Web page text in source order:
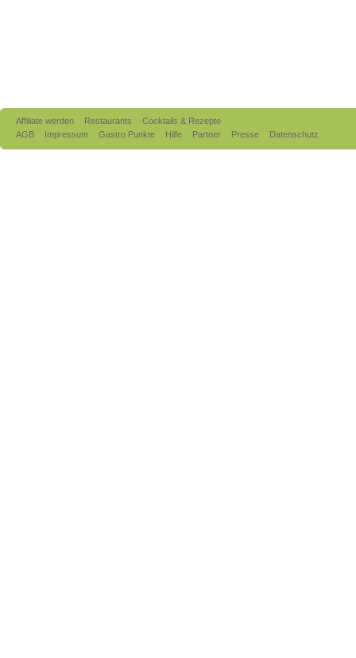
Affiliate werden Restaurants
Cocktails & Rezepte
AGB
Impressum Gastro Punkte Hilfe Partner Presse Datenschutz